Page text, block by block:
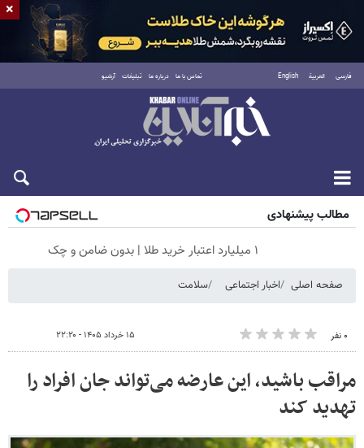
فارسی العربية English تماس با ما درباره ما تبلیغات آرشیو
شنبه ۱۷ مرداد ۱۴۰۵
مطالب پیشنهادی
۱ میلیارد اعتبار خرید طلا | بدون ضامن و چک
صفحه اصلی اخبار اجتماعی سلامت
۰ نفر ۱۵ خرداد ۱۴۰۵ - ۲۲:۲۰
مراقب باشید، این عارضه‌ می‌تواند جان افراد را
تهدید کند
×